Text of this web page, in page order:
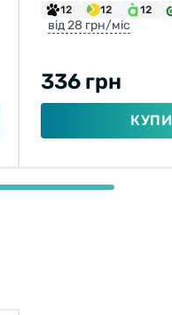
12 12 12
від 28 грн/міс
336 грн